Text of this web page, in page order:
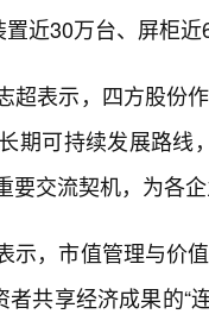
近30万台、屏柜
超表示，四方股份
期可持续发展路
要交流契机，为各
示，市值管理与价
者共享经济成果的